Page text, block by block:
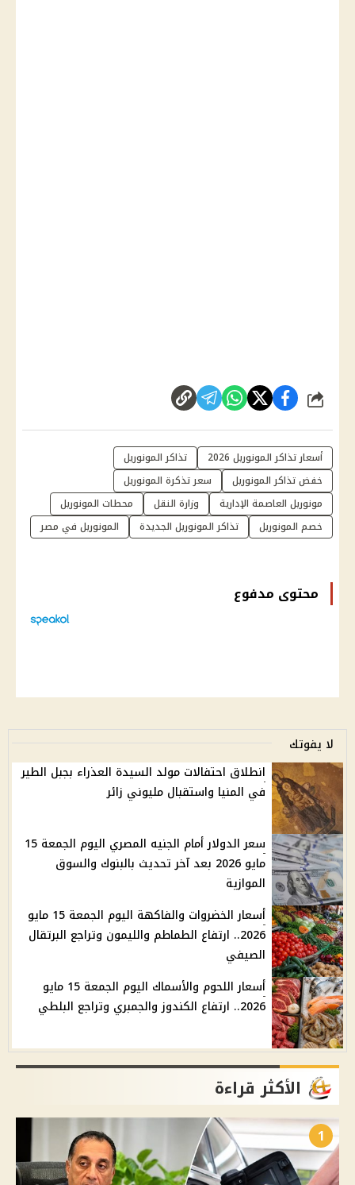
شارك
أسعار تذاكر المونوريل 2026
تذاكر المونوريل
خفض تذاكر المونوريل
سعر تذكرة المونوريل
مونوريل العاصمة الإدارية
وزارة النقل
محطات المونوريل
خصم المونوريل
تذاكر المونوريل الجديدة المونوريل في مصر
محتوى مدفوع
لا يفوتك
انطلاق احتفالات مولد السيدة العذراء بجبل الطير
في المنيا واستقبال مليوني زائر
سعر الدولار أمام الجنيه المصري اليوم الجمعة 15
مايو 2026 بعد آخر تحديث بالبنوك والسوق
الموازية
أسعار الخضروات والفاكهة اليوم الجمعة 15 مايو
2026.. ارتفاع الطماطم والليمون وتراجع البرتقال
الصيفي
أسعار اللحوم والأسماك اليوم الجمعة 15 مايو
2026.. ارتفاع الكندوز والجمبري وتراجع البلطي
الأكثر قراءة
1